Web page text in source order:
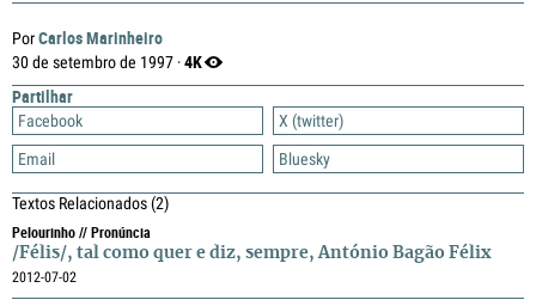
PorCarlos Marinheiro
30 de setembro de 1997 ·4K
Partilhar
Facebook
X (twitter)
Email
Bluesky
Textos Relacionados(2)
Pelourinho // Pronúncia
/Félis/, tal como quer e diz, sempre, António Bagão Félix
2012-07-02